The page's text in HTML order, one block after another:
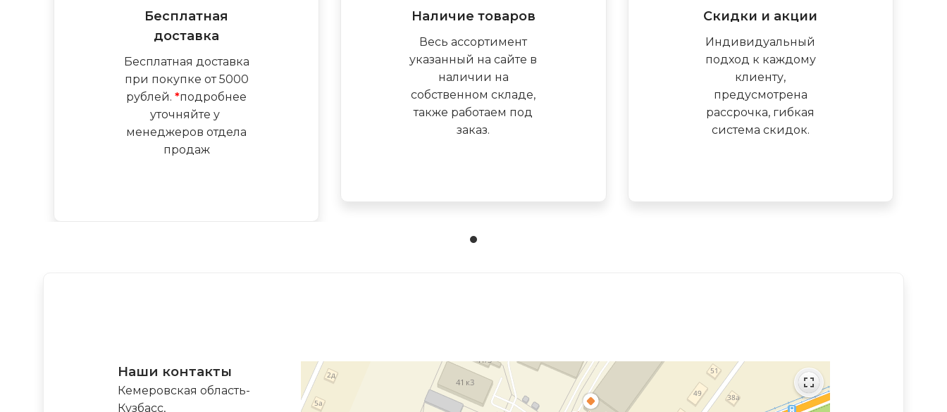
Бесплатная
доставка
Бесплатная доставка
при покупке от 5000
рублей.*подробнее
уточняйте у
менеджеров отдела
продаж
Наличие товаров
Весь ассортимент
указанный на сайте в
наличии на
собственном складе,
также работаем под
заказ.
Скидки и акции
Индивидуальный
подход к каждому
клиенту,
предусмотрена
рассрочка, гибкая
система скидок.
Наши контакты
Кемеровская область-
Кузбасс,